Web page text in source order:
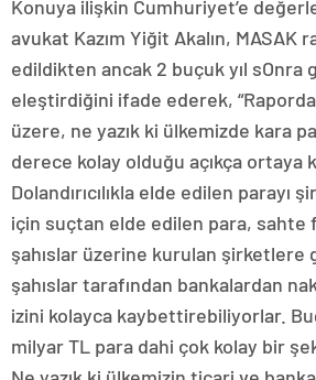
Konuya ilişkin Cumhuriyet’e
avukat Kazım Yiğit Akalın, MASAK
edildikten ancak 2 buçuk yıl sOnra
eleştirdiğini ifade ederek,
üzere, ne yazık ki ülkemizde kara
derece kolay olduğu açıkça ortaya
Dolandırıcılıkla elde edilen parayı
için suçtan elde edilen para, sahte
şahıslar üzerine kurulan şirketlere
şahıslar tarafından bankalardan
izini kolayca kaybettirebiliyorlar.
milyar TL para dahi çok kolay bir